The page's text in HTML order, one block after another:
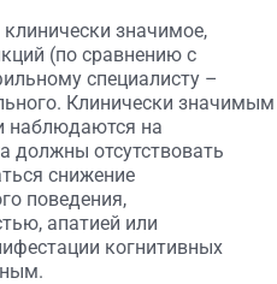
значимое,
(по сравнению с
специалисту –
Клинически значимым
наблюдаются на
должны отсутствовать
снижение
поведения,
апатией или
когнитивных